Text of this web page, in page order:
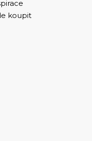
koupit